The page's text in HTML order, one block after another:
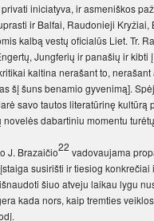
iniciatyva, ir asmeniškos
ir Balfai, Raudonieji
kalbą vestų oficialūs Liet. Tr.
Jungferių ir panašių ir
kaltina nerašant to,
šį šuns benamio gyvenimą].
savo tautos literatūrinę kultūrą
dabartiniu momentu
J. Brazaičio22vadovaujama
susirišti ir tiesiog
šiuo atveju laikau lygu
kada nors, kaip tremties